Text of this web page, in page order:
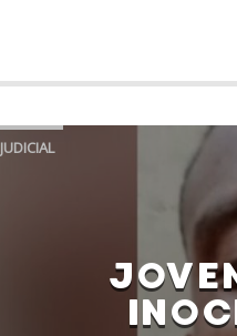
JUDICIAL